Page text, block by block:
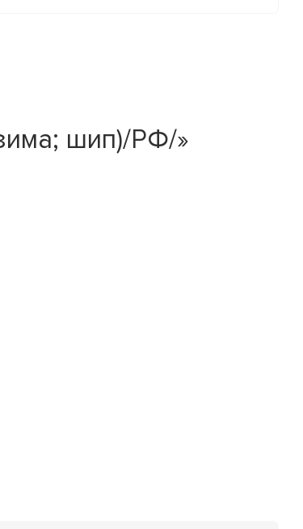
шип)/РФ/»